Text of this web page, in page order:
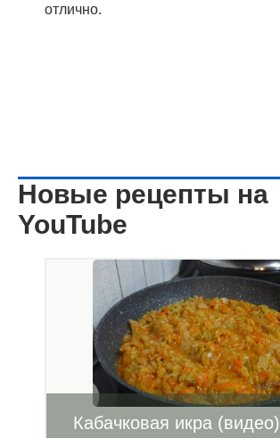
отлично.
Новые рецепты на
YouTube
Кабачковая икра (видео)